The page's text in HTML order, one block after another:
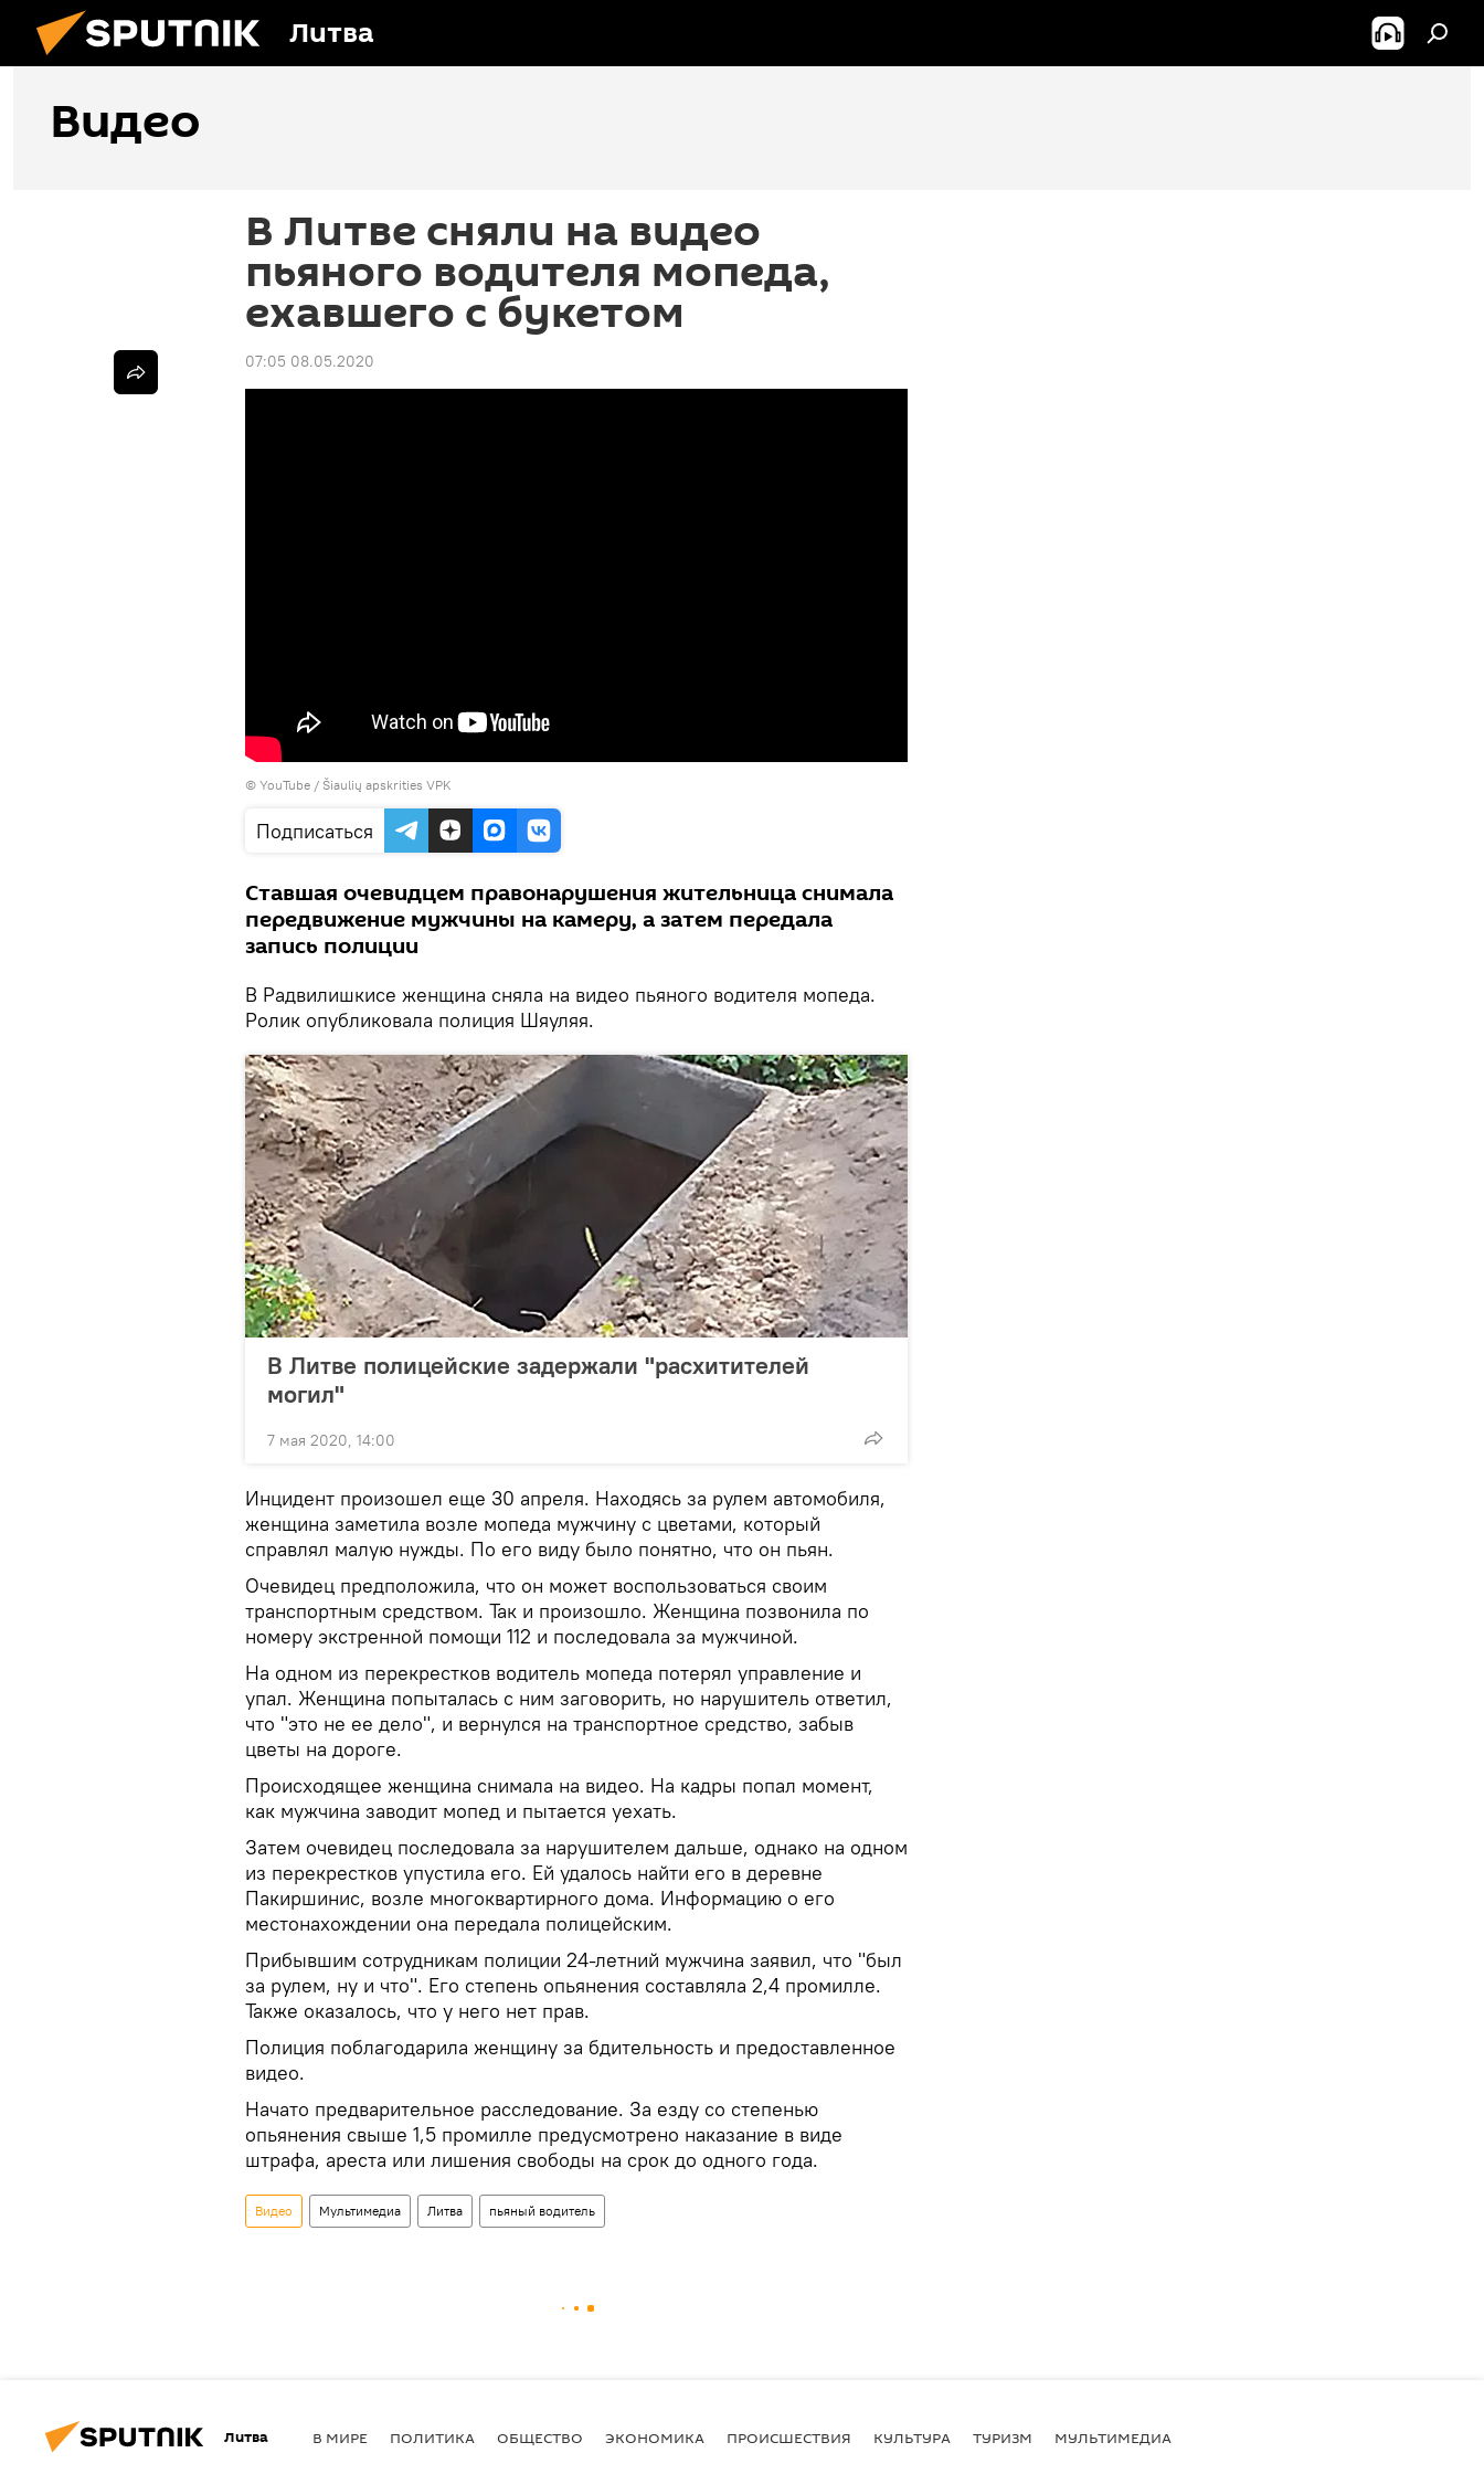
Литва
Видео
В Литве сняли на видео
пьяного водителя мопеда,
ехавшего с букетом
07:05 08.05.2020
© YouTube / Šiaulių apskrities VPK
Подписаться
Ставшая очевидцем правонарушения жительница снимала
передвижение мужчины на камеру, а затем передала
запись полиции
В Радвилишкисе женщина сняла на видео пьяного водителя мопеда.
Ролик опубликовала полиция Шяуляя.
В Литве полицейские задержали "расхитителей
могил"
7 мая 2020, 14:00
Инцидент произошел еще 30 апреля. Находясь за рулем автомобиля,
женщина заметила возле мопеда мужчину с цветами, который
справлял малую нужды. По его виду было понятно, что он пьян.
Очевидец предположила, что он может воспользоваться своим
транспортным средством. Так и произошло. Женщина позвонила по
номеру экстренной помощи 112 и последовала за мужчиной.
На одном из перекрестков водитель мопеда потерял управление и
упал. Женщина попыталась с ним заговорить, но нарушитель ответил,
что "это не ее дело", и вернулся на транспортное средство, забыв
цветы на дороге.
Происходящее женщина снимала на видео. На кадры попал момент,
как мужчина заводит мопед и пытается уехать.
Затем очевидец последовала за нарушителем дальше, однако на одном
из перекрестков упустила его. Ей удалось найти его в деревне
Пакиршинис, возле многоквартирного дома. Информацию о его
местонахождении она передала полицейским.
Прибывшим сотрудникам полиции 24-летний мужчина заявил, что "был
за рулем, ну и что". Его степень опьянения составляла 2,4 промилле.
Также оказалось, что у него нет прав.
Полиция поблагодарила женщину за бдительность и предоставленное
видео.
Начато предварительное расследование. За езду со степенью
опьянения свыше 1,5 промилле предусмотрено наказание в виде
штрафа, ареста или лишения свободы на срок до одного года.
Видео Мультимедиа Литва пьяный водитель
Литва В МИРЕ ПОЛИТИКА ОБЩЕСТВО ЭКОНОМИКА ПРОИСШЕСТВИЯ КУЛЬТУРА ТУРИЗМ МУЛЬТИМЕДИА